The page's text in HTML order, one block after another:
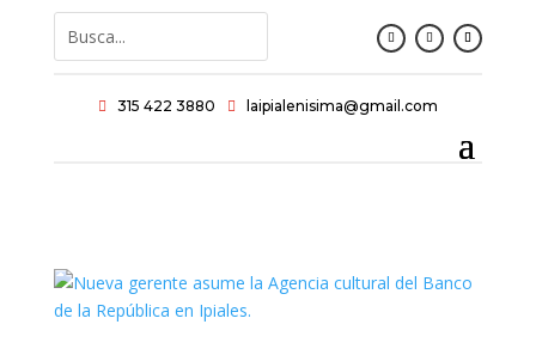
 315 422 3880  laipialenisima@gmail.com